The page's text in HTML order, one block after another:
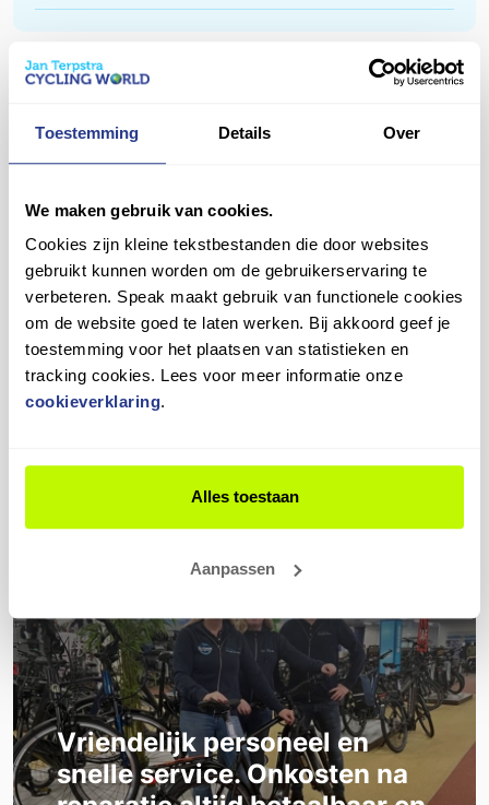
Toestemming Details Over
We maken gebruik van cookies.
Cookies zijn kleine tekstbestanden die door websites
gebruikt kunnen worden om de gebruikerservaring te
verbeteren. Speak maakt gebruik van functionele cookies
om de website goed te laten werken. Bij akkoord geef je
toestemming voor het plaatsen van statistieken en
tracking cookies. Lees voor meer informatie onze
cookieverklaring.
Alles toestaan
Aanpassen
veilig en comfortabel op pad!
jouw nieuwe fiets zich nog een beetje "zet".
Daarom bieden we een gratis eerste nastelbeurt
stellen we de versnellingen, remmen en andere
werkt.
Plan je afspraak eenvoudig in en blijf genieten van
jouw fiets in topconditie!
Vragen over dit product?
Heb je een vraag over dit product? Ons team staat je
Contact opnemen
9,4
Wat onze klanten zeggen
aan
Vriendelijk personeel en
snelle service. Onkosten na